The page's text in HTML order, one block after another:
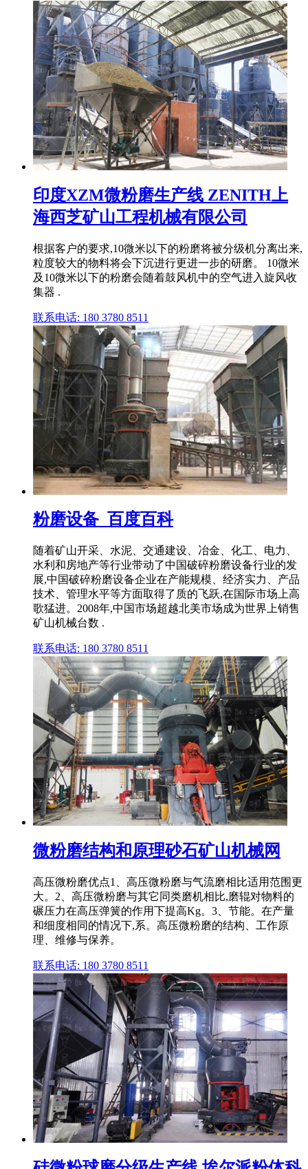
印度XZM微粉磨生产线 ZENITH上
海西芝矿山工程机械有限公司
根据客户的要求,10微米以下的粉磨将被分级机分离出来,
粒度较大的物料将会下沉进行更进一步的研磨。 10微米
及10微米以下的粉磨会随着鼓风机中的空气进入旋风收
集器 .
联系电话: 180 3780 8511
粉磨设备_百度百科
随着矿山开采、水泥、交通建设、冶金、化工、电力、
水利和房地产等行业带动了中国破碎粉磨设备行业的发
展,中国破碎粉磨设备企业在产能规模、经济实力、产品
技术、管理水平等方面取得了质的飞跃,在国际市场上高
歌猛进。2008年,中国市场超越北美市场成为世界上销售
矿山机械台数 .
联系电话: 180 3780 8511
微粉磨结构和原理砂石矿山机械网
高压微粉磨优点1、高压微粉磨与气流磨相比适用范围更
大。2、高压微粉磨与其它同类磨机相比,磨辊对物料的
碾压力在高压弹簧的作用下提高Kg。3、节能。在产量
和细度相同的情况下,系。高压微粉磨的结构、工作原
理、维修与保养。
联系电话: 180 3780 8511